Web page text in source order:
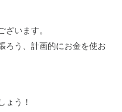
います。
ろう、計画的にお金を使お
ょう！